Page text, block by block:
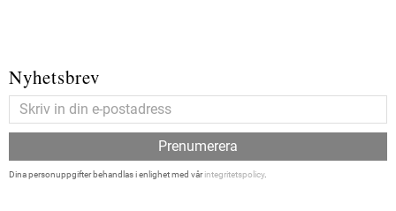
Nyhetsbrev
Prenumerera
Dina personuppgifter behandlas i enlighet med vårintegritetspolicy.